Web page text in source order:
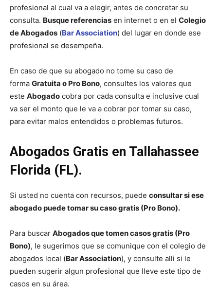
profesional al cual va a elegir, antes de concretar su
consulta. Busque referencias en internet o en el Colegio
de Abogados (Bar Association) del lugar en donde ese
profesional se desempeña.
En caso de que su abogado no tome su caso de
forma Gratuita o Pro Bono, consultes los valores que
este Abogado cobra por cada consulta e inclusive cual
va ser el monto que le va a cobrar por tomar su caso,
para evitar malos entendidos o problemas futuros.
Abogados Gratis en Tallahassee
Florida (FL).
Si usted no cuenta con recursos, puede consultar si ese
abogado puede tomar su caso gratis (Pro Bono).
Para buscar Abogados que tomen casos gratis (Pro
Bono), le sugerimos que se comunique con el colegio de
abogados local (Bar Association), y consulte alli si le
pueden sugerir algun profesional que lleve este tipo de
casos en su área.